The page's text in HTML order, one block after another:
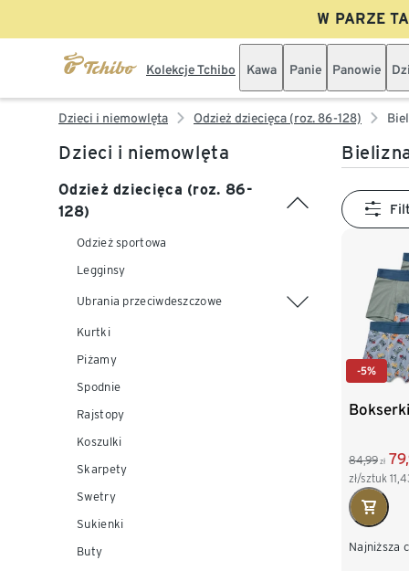
W PARZE
Kolekcje Tchibo Kawa Panie Panowie
Dzieci i niemowlęta Odzież dziecięca (roz. 86-128)
Dzieci i niemowlęta
Odzież dziecięca (roz. 86-
128)
Odzież sportowa
Legginsy
Ubrania przeciwdeszczowe
Kurtki
Piżamy
Spodnie
Rajstopy
Koszulki
Skarpety
Swetry
Sukienki
Buty
-5%
84,99 zł
zł/sztuk
Najniższa